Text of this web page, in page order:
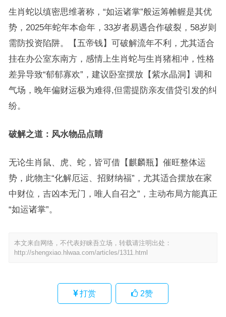
生肖蛇以缜密思维著称，“如运诸掌”般运筹帷幄是其优
势，2025年蛇年本命年，33岁者易遇合作破裂，58岁则
需防投资陷阱。【五帝钱】可破解流年不利，尤其适合
挂在办公室东南方，感情上生肖蛇与生肖猪相冲，性格
差异导致“郁郁寡欢”，建议卧室摆放【紫水晶洞】调和
气场，晚年偏财运极为难得,但需提防亲友借贷引发的纠
纷。
破解之道：风水物品点睛
无论生肖鼠、虎、蛇，皆可借【麒麟瓶】催旺整体运
势，此物主“化解厄运、招财纳福”，尤其适合摆放在家
中财位，吉凶本无门，唯人自召之”，主动布局方能真正
“如运诸掌”。
本文来自网络，不代表好睐吾立场，转载请注明出处：
http://shengxiao.hlwaa.com/articles/1311.html
打赏 2赞